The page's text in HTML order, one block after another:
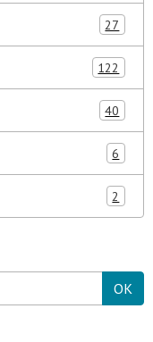
27
122
40
6
2
OK